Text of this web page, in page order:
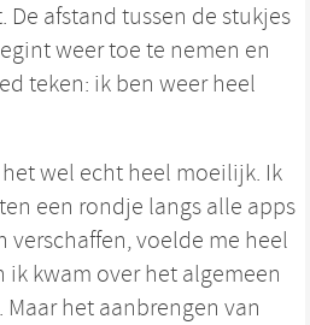
afstand tussen de stukjes
weer toe te nemen en
teken: ik ben weer heel
wel echt heel moeilijk. Ik
een rondje langs alle apps
verschaffen, voelde me heel
kwam over het algemeen
het aanbrengen van